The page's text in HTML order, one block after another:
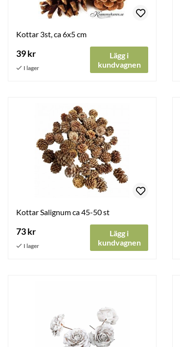
Kottar 3st, ca 6x5 cm
39 kr
Lägg i
kundvagnen
Kottar Salignum ca 45-50 st
73 kr
Lägg i
kundvagnen